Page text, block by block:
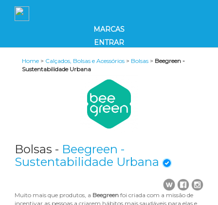
MARCAS
ENTRAR
Home > Calçados, Bolsas e Acessórios > Bolsas > Beegreen -
Sustentabilidade Urbana
Bolsas - Beegreen -
Sustentabilidade Urbana
Muito mais que produtos, a Beegreen foi criada com a missão de
incentivar as pessoas a criarem hábitos mais saudáveis para elas e